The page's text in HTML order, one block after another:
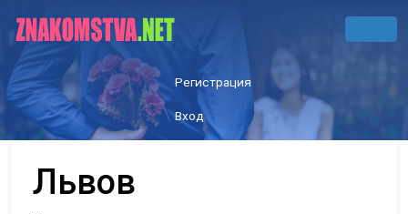
Регистрация
Вход
Львов